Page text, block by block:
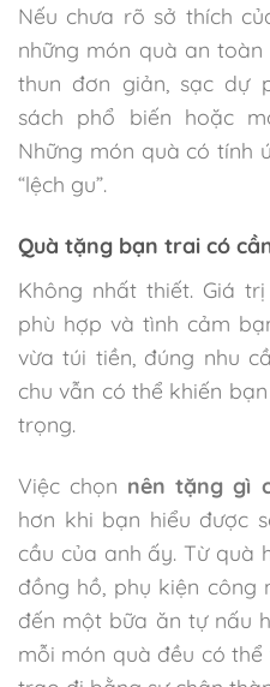
Nếu chưa rõ sở thích
những món quà an
thun đơn giản, sạc dự
sách phổ biến hoặc
Những món quà có tính
“lệch gu”.
Quà tặng bạn trai có
Không nhất thiết. Giá
phù hợp và tình cảm
vừa túi tiền, đúng nhu
chu vẫn có thể khiến
trọng.
Việc chọn nên tặng gì
hơn khi bạn hiểu được
cầu của anh ấy. Từ quà
đồng hồ, phụ kiện công
đến một bữa ăn tự nấu
mỗi món quà đều có